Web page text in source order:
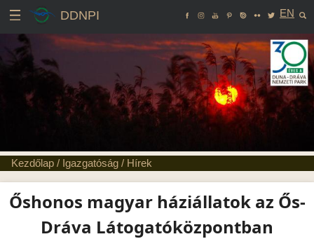
DDNPI EN
Kezdőlap / Igazgatóság / Hírek
Őshonos magyar háziállatok az Ős-
Dráva Látogatóközpontban